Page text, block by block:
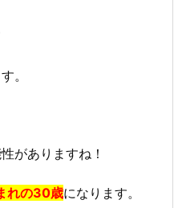
。
がありますね！
れの30歳になります。